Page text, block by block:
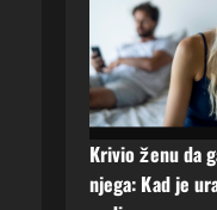
Krivio ženu da
njega: Kad je